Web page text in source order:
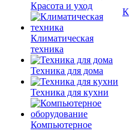
Красота и уход
Климатическая
техника
Техника для дома
Техника для кухни
Компьютерное